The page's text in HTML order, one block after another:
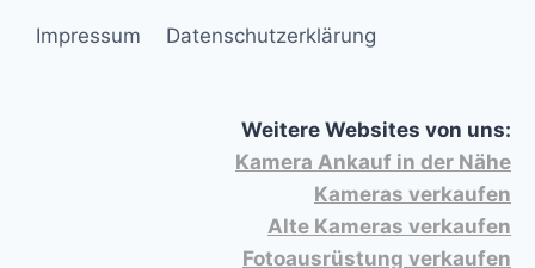
Impressum Datenschutzerklärung
Weitere Websites von uns:
Kamera Ankauf in der Nähe
Kameras verkaufen
Alte Kameras verkaufen
Fotoausrüstung verkaufen